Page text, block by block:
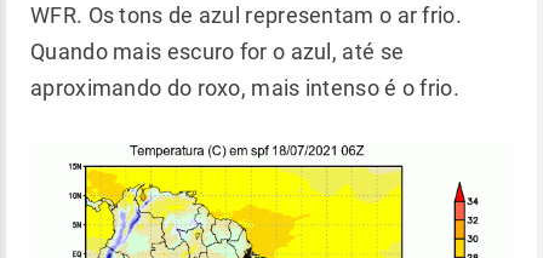
WFR. Os tons de azul representam o ar frio.
Quando mais escuro for o azul, até se
aproximando do roxo, mais intenso é o frio.